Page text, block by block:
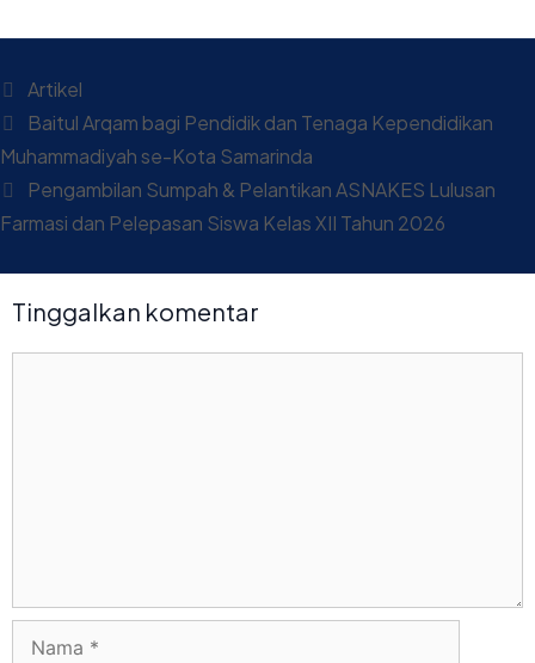
Artikel
Baitul Arqam bagi Pendidik dan Tenaga Kependidikan
Muhammadiyah se-Kota Samarinda
Pengambilan Sumpah & Pelantikan ASNAKES Lulusan
Farmasi dan Pelepasan Siswa Kelas XII Tahun 2026
Tinggalkan komentar